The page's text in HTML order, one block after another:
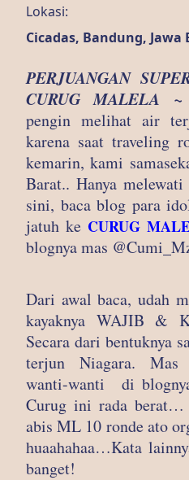
Lokasi:
Cicadas, Bandung, Jawa
PERJUANGAN
CURUG MALELA ~
pengin melihat air
karena saat traveling
kemarin, kami
Barat.. Hanya
sini, baca blog para
jatuh ke CURUG
blognya mas
Dari awal baca, udah
kayaknya WAJIB &
Secara dari bentuknya
terjun Niagara. Mas
wanti-wanti di
Curug ini rada
abis ML 10 ronde ato
huaahahaa…Kata
banget!